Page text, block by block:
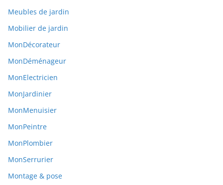
Meubles de jardin
Mobilier de jardin
MonDécorateur
MonDéménageur
MonElectricien
MonJardinier
MonMenuisier
MonPeintre
MonPlombier
MonSerrurier
Montage & pose